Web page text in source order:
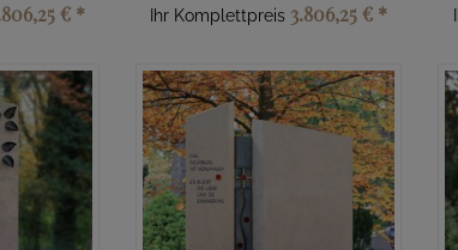
€ *
Ihr Komplettpreis 3.806,25 € *